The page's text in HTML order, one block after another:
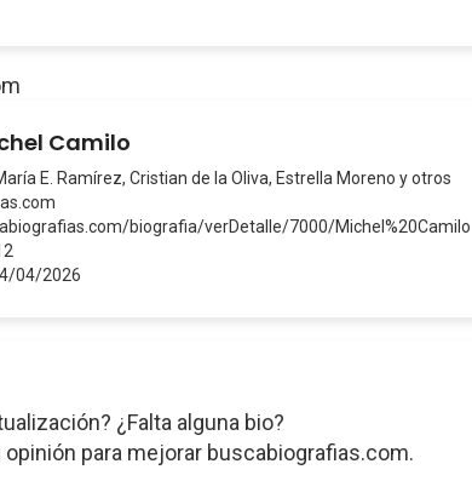
Camilo
E. Ramírez, Cristian de la Oliva, Estrella Moreno y otros
biografia/verDetalle/7000/Michel%20Camilo
04/2026
¿Falta alguna bio?
para mejorar buscabiografias.com.